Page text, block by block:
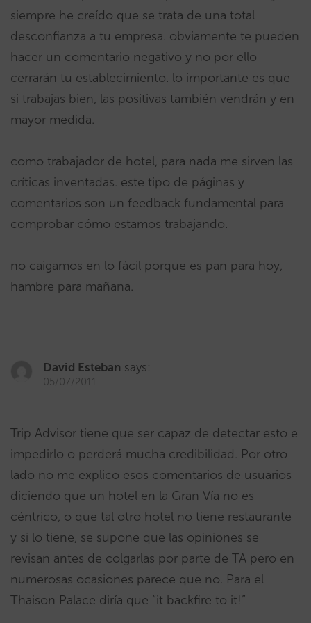
siempre he creído que se trata de una total
desconfianza a tu empresa. obviamente te pueden
hacer un comentario negativo y no por ello
cerrarán tu establecimiento. lo importante es que
si trabajas bien, las positivas también vendrán y en
mayor medida.
como trabajador de hotel, para nada me sirven las
críticas inventadas. este tipo de páginas y
comentarios son un feedback fundamental para
comprobar cómo estamos trabajando.
no caigamos en lo fácil porque es pan para hoy,
hambre para mañana.
David Esteban says:
05/07/2011
Trip Advisor tiene que ser capaz de detectar esto e
impedirlo o perderá mucha credibilidad. Por otro
lado no me explico esos comentarios de usuarios
diciendo que un hotel en la Gran Vía no es
céntrico, o que tal otro hotel no tiene restaurante
y si lo tiene, se supone que las opiniones se
revisan antes de colgarlas por parte de TA pero en
numerosas ocasiones parece que no. Para el
Thaison Palace diría que “it backfire to it!”